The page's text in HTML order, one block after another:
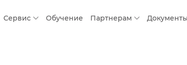
Сервис Обучение Партнерам Документы